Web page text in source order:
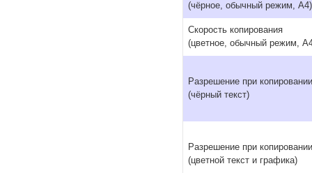
(чёрное, обычный режим, A4)
Скорость копирования
(цветное, обычный режим,
Разрешение при копировании
(чёрный текст)
Разрешение при копировании
(цветной текст и графика)